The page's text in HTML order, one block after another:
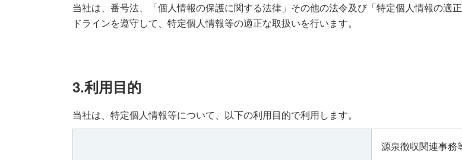
当社は、番号法、「個人情報の保護に関する法律」その他の法令及び「特定個人情報の適
ドラインを遵守して、特定個人情報等の適正な取扱いを行います。
3.利用目的
当社は、特定個人情報等について、以下の利用目的で利用します。
源泉徴収関連事務